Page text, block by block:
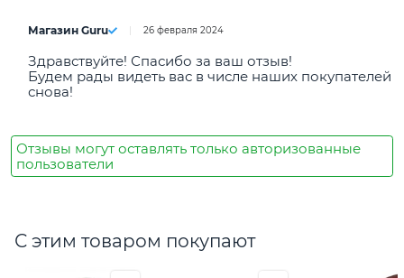
Магазин Guru 26 февраля 2024
Здравствуйте! Спасибо за ваш отзыв!
Будем рады видеть вас в числе наших покупателей
снова!
Отзывы могут оставлять только авторизованные
пользователи
С этим товаром покупают